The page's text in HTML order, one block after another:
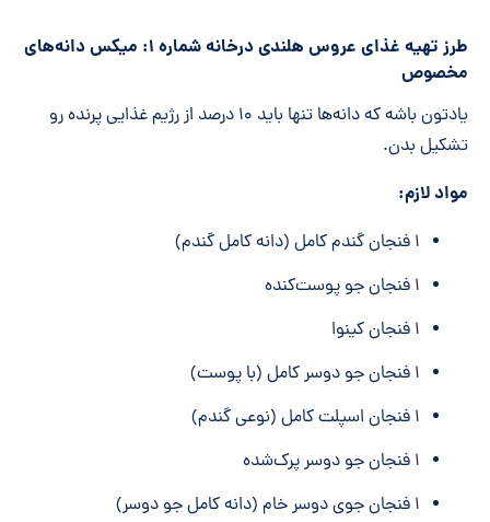
طرز تهیه غذای عروس هلندی درخانه شماره ۱: میکس دانه‌های
مخصوص
یادتون باشه که دانه‌ها تنها باید ۱۰ درصد از رژیم غذایی پرنده رو
تشکیل بدن.
مواد لازم:
۱ فنجان گندم کامل (دانه کامل گندم)
۱ فنجان جو پوست‌کنده
۱ فنجان کینوا
۱ فنجان جو دوسر کامل (با پوست)
۱ فنجان اسپلت کامل (نوعی گندم)
۱ فنجان جو دوسر پرک‌شده
۱ فنجان جوی دوسر خام (دانه کامل جو دوسر)